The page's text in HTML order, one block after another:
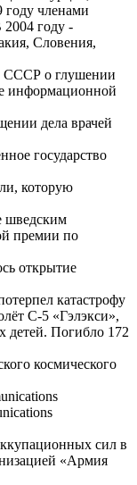
членами
году -
Словения,
СССР о глушении
информационной
дела врачей
государство
которую
шведским
премии по
открытие
катастрофу
C-5 «Гэлэкси»,
детей. Погибло 172
космического
сил в
«Армия